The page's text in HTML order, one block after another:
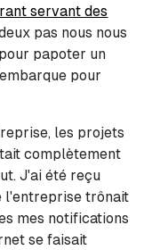
servant des
pas nous nous
papoter un
pour
les projets
complètement
J'ai été reçu
l'entreprise trônait
mes notifications
se faisait